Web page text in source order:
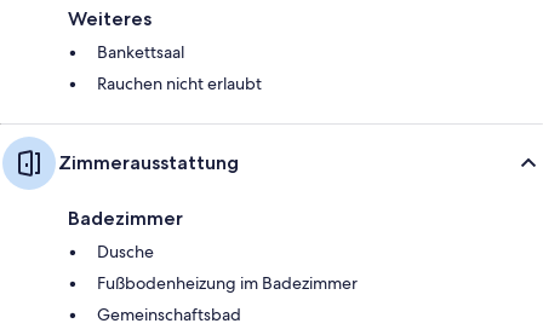
Weiteres
Bankettsaal
Rauchen nicht erlaubt
Zimmerausstattung
Badezimmer
Dusche
Fußbodenheizung im Badezimmer
Gemeinschaftsbad